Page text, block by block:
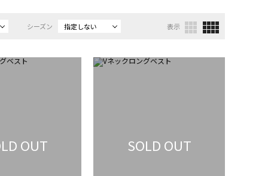
シーズン 指定しない 表示
OUT SOLD OUT